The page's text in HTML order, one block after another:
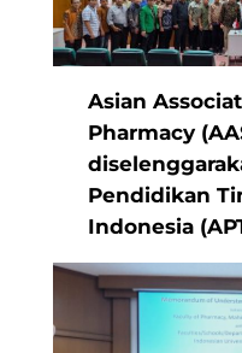
Asian
Pharmacy
Pendidikan
Indonesia